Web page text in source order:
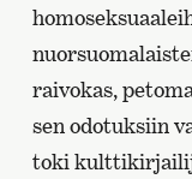
raivokas,
sen odotuksiin
toki